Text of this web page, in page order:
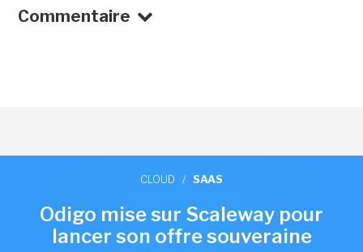
Commentaire
CLOUD / SAAS
Odigo mise sur Scaleway pour
lancer son offre souveraine